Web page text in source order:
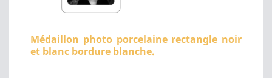
Médaillon photo porcelaine rectangle noir
et blanc bordure blanche.